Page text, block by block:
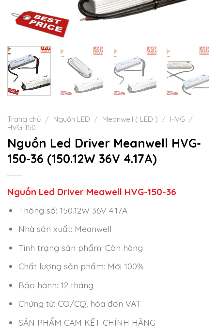
Trang chủ / Nguồn LED / Meanwell ( LED ) / HVG /
HVG-150
Nguồn Led Driver Meanwell HVG-
150-36 (150.12W 36V 4.17A)
Nguồn Led Driver Meawell HVG-150-36
Thông số: 150.12W 36V 4.17A
Nhà sản xuất: Meanwell
Tình trạng sản phẩm: Còn hàng
Chất lượng sản phẩm: Mới 100%
Bảo hành: 12 tháng
Chứng từ: CO/CQ, hóa đơn VAT
SẢN PHẨM CAM KẾT CHÍNH HÃNG